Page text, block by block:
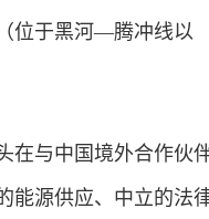
位于黑河—腾冲线以
在与中国境外合作伙
能源供应、中立的法